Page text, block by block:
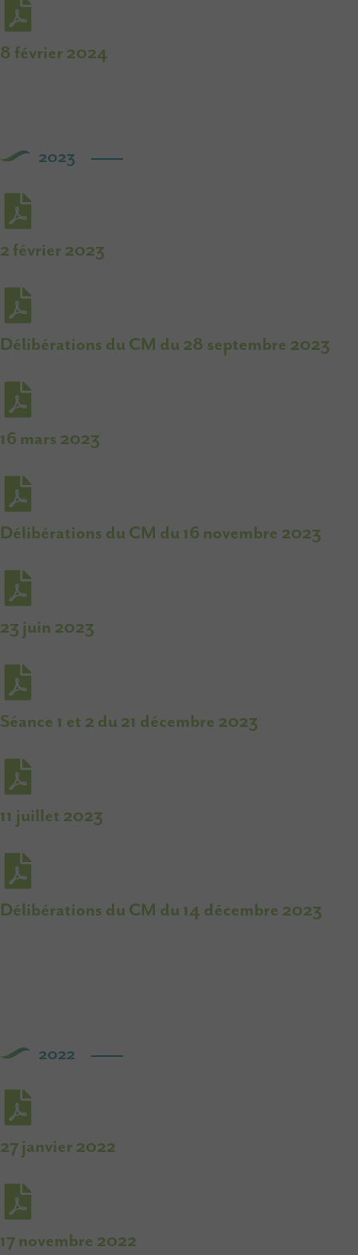
8 février 2024
2023
2 février 2023
Délibérations du CM du 28 septembre 2023
16 mars 2023
Délibérations du CM du 16 novembre 2023
23 juin 2023
Séance 1 et 2 du 21 décembre 2023
11 juillet 2023
Délibérations du CM du 14 décembre 2023
2022
27 janvier 2022
17 novembre 2022